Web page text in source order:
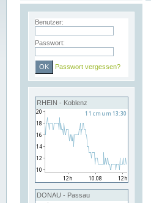
Benutzer:
Passwort:
Passwort vergessen?
RHEIN - Koblenz
DONAU - Passau